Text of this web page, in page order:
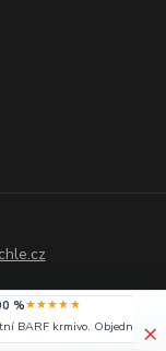
×
%★★★★★
BARF krmivo. Objednávka
Obchod můžu jen